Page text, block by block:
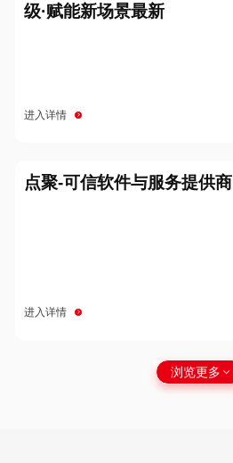
级·赋能新场景最新
进入详情
点聚-可信软件与服务提供商
进入详情
浏览更多